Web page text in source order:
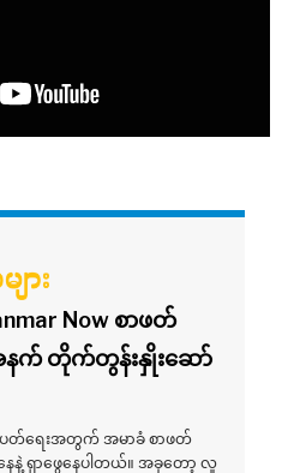
Now စာဖတ်
က် တိုက်တွန်းနှိုးဆော်
တ်ရေးအတွက် အမာခံ စာဖတ်
ရှာဖွေနေပါတယ်။ အခုတော့ လူ